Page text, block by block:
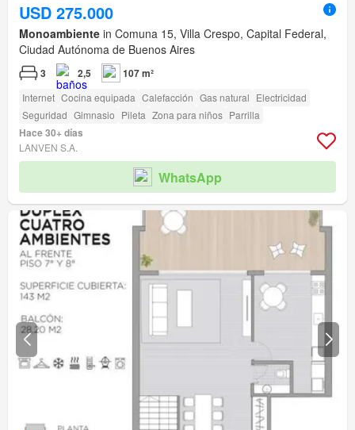
USD 275.000
Monoambiente in Comuna 15, Villa Crespo, Capital Federal,
Ciudad Autónoma de Buenos Aires
3 2,5 107 m²
Internet Cocina equipada Calefacción Gas natural Electricidad
Seguridad Gimnasio Pileta Zona para niños Parrilla
Hace 30+ días
LANVEN S.A.
WhatsApp